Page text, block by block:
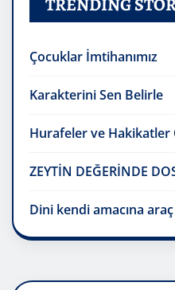
TRENDING
Çocuklar İmtihanımız
Karakterini Sen Belirle
Hurafeler ve Hakikatler
ZEYTİN DEĞERİNDE
Dini kendi amacına